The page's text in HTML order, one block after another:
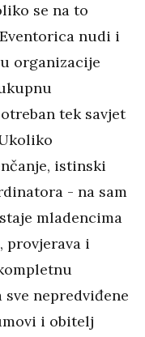
se na to
nudi i
organizacije
tek savjet
istinski
- na sam
mladencima
provjerava i
nepredviđene
i obitelj